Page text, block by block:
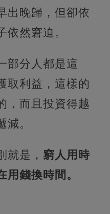
出晚歸，但卻依
依然窘迫。
部分人都是這
取利益，這樣的
，而且投資得越
。
就是， 窮人用時
用錢換時間。